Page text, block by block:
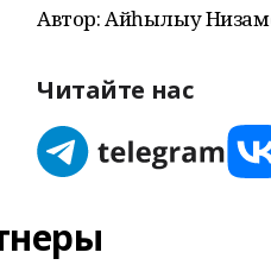
Автор: Айһылыу
Читайте нас